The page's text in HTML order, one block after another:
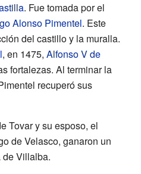
. Fue tomada por el
Alonso Pimentel. Este
del castillo y la muralla.
, en 1475, Alfonso V de
fortalezas. Al terminar la
recuperó sus
Tovar y su esposo, el
de Velasco, ganaron un
de Villalba.